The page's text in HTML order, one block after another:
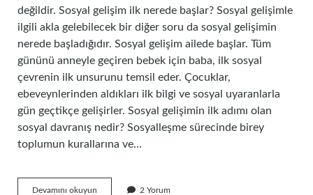
değildir. Sosyal gelişim ilk nerede başlar? Sosyal gelişimle
ilgili akla gelebilecek bir diğer soru da sosyal gelişimin
nerede başladığıdır. Sosyal gelişim ailede başlar. Tüm
gününü anneyle geçiren bebek için baba, ilk sosyal
çevrenin ilk unsurunu temsil eder. Çocuklar,
ebeveynlerinden aldıkları ilk bilgi ve sosyal uyaranlarla
gün geçtikçe gelişirler. Sosyal gelişimin ilk adımı olan
sosyal davranış nedir? Sosyalleşme sürecinde birey
toplumun kurallarına ve…
Devamını okuyun 2 Yorum